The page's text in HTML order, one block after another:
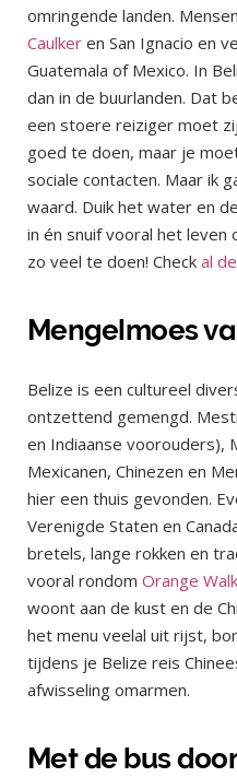
omringende landen.
Caulker en San Ignacio en
Guatemala of Mexico. In
dan in de buurlanden. Dat
een stoere reiziger moet
goed te doen, maar je
sociale contacten. Maar ik
waard. Duik het water en
in én snuif vooral het leven
zo veel te doen! Check al
Mengelmoes
Belize is een cultureel
ontzettend gemengd.
en Indiaanse voorouders),
Mexicanen, Chinezen en
hier een thuis gevonden.
Verenigde Staten en
bretels, lange rokken en
vooral rondom Orange Walk
woont aan de kust en de
het menu veelal uit rijst,
tijdens je Belize reis
afwisseling omarmen.
Met de bus